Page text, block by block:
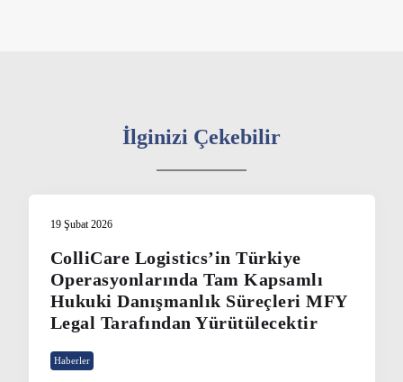
İlginizi Çekebilir
19 Şubat 2026
ColliCare Logistics’in Türkiye
Operasyonlarında Tam Kapsamlı
Hukuki Danışmanlık Süreçleri MFY
Legal Tarafından Yürütülecektir
Haberler